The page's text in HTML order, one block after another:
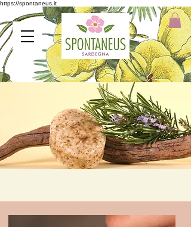
https://spontaneus.it